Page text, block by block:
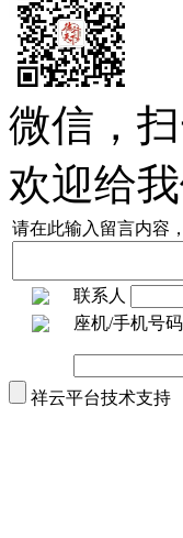
微信，
欢迎给
请在此输入留言内容
联系人
座机/手机号码
祥云平台技术支持